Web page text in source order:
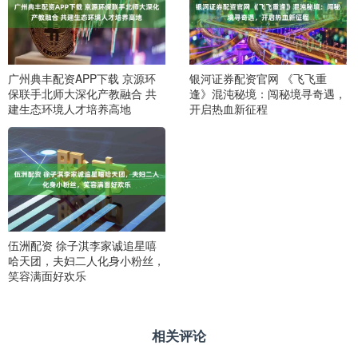
广州典丰配资APP下载 京源环
保联手北师大深化产教融合 共
建生态环境人才培养高地
银河证券配资官网 《飞飞重
逢》混沌秘境：闯秘境寻奇遇，
开启热血新征程
伍洲配资 徐子淇李家诚追星嘻
哈天团，夫妇二人化身小粉丝，
笑容满面好欢乐
相关评论